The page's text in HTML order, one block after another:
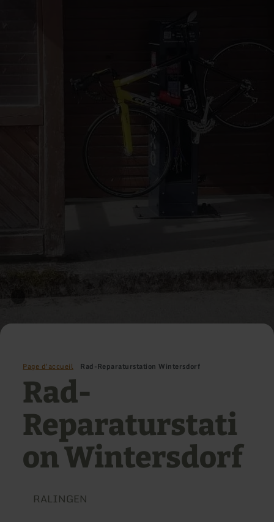
Page d'accueil Rad-Reparaturstation Wintersdorf
Rad-
Reparaturstati
on Wintersdorf
RALINGEN